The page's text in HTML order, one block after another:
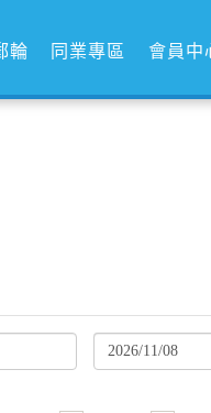
輪 同業專區 會員中